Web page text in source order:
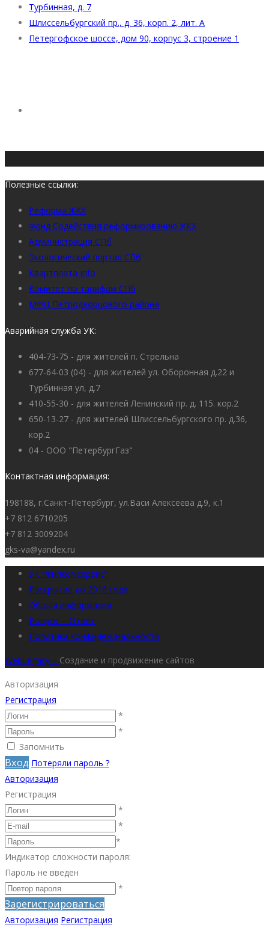
Турбинная, д. 7
Шлиссельбургский пр., д. 36, корп. 2, лит. А
Петергофское шоссе, дом 90, корпус 3, строение 1
Полезные ссылки:
Реформа ЖКХ
Фонд Содействия реформированию ЖКХ
Администрация СПб
Экологический портал СПб
Квартплата-info
Комитет по тарифам СПб
МФЦ Петродворцового района
Аварийная служба УК:
404-73-75 - для жителей п. Стрельна
677-64-03 (04) - для жителей ул. Оборонная д.22 и
Турбинная ул, д.7
410-55-30 - для жителей Ленинский пр. д. 115. кор.2
650-13-27 - для жителей Шлиссельбургского пр. д.36,
кор.2
04 - ООО "ПетербургГаз"
Контактная информация:
198188, г.Санкт-Петербург, ул.Васи Алексеева д.9, к.1
+7 812 6710205
+7 812 3009204
gks-va@yandex.ru
УК “Жилкомсервис”
Раскрытие до 2018 года
Общая информация
Вопрос – Ответ
Политика конфиденциальности
WebLegacy – Создание и продвижение сайтов
Авторизация
Регистрация
*
*
Запомнить
Вход Потеряли пароль ?
Авторизация
Регистрация
*
*
*
Индикатор сложности пароля:
Пароль не введен
*
Зарегистрироваться
Авторизация Регистрация